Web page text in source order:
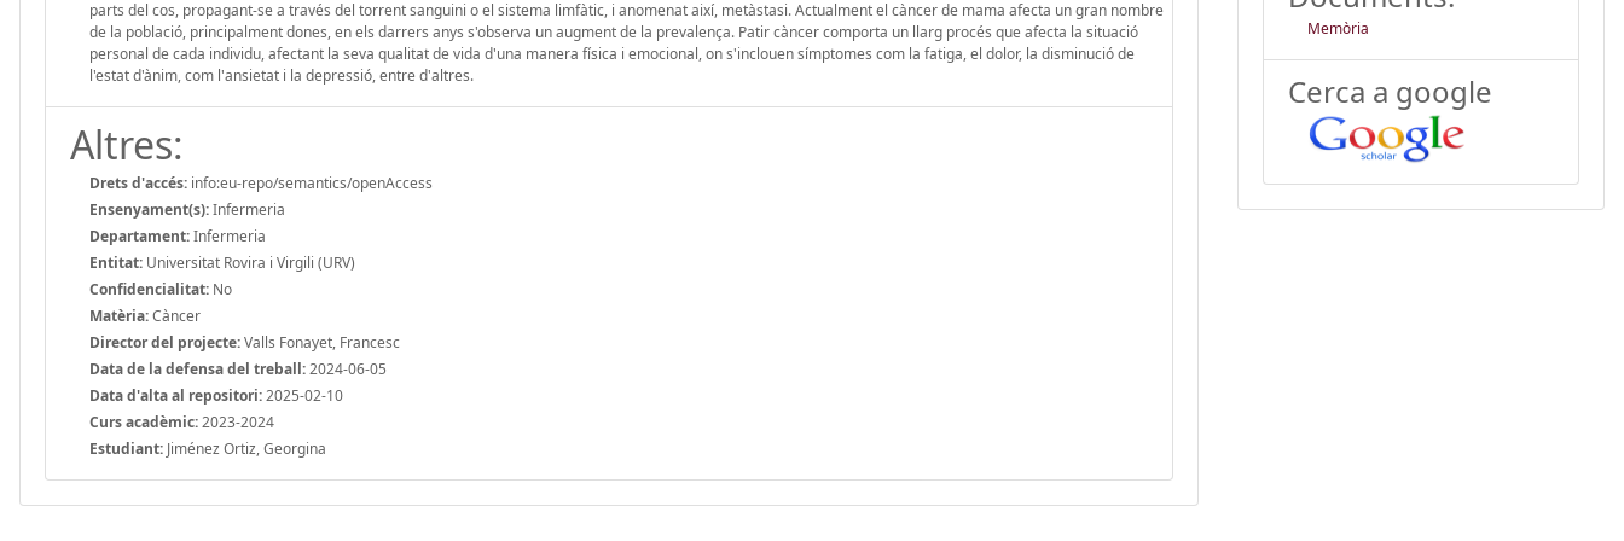
parts del cos, propagant-se a través del torrent sanguini o el sistema limfàtic, i anomenat així, metàstasi. Actualment el càncer de mama afecta un gran nombre
de la població, principalment dones, en els darrers anys s'observa un augment de la prevalença. Patir càncer comporta un llarg procés que afecta la situació
personal de cada individu, afectant la seva qualitat de vida d'una manera física i emocional, on s'inclouen símptomes com la fatiga, el dolor, la disminució de
l'estat d'ànim, com l'ansietat i la depressió, entre d'altres.
Altres:
Drets d'accés: info:eu-repo/semantics/openAccess
Ensenyament(s):Infermeria
Departament:Infermeria
Entitat: Universitat Rovira i Virgili (URV)
Confidencialitat: No
Matèria:Càncer
Director del projecte:Valls Fonayet, Francesc
Data de la defensa del treball:2024-06-05
Data d'alta al repositori:2025-02-10
Curs acadèmic:2023-2024
Estudiant: Jiménez Ortiz, Georgina
Memòria
Cerca a google